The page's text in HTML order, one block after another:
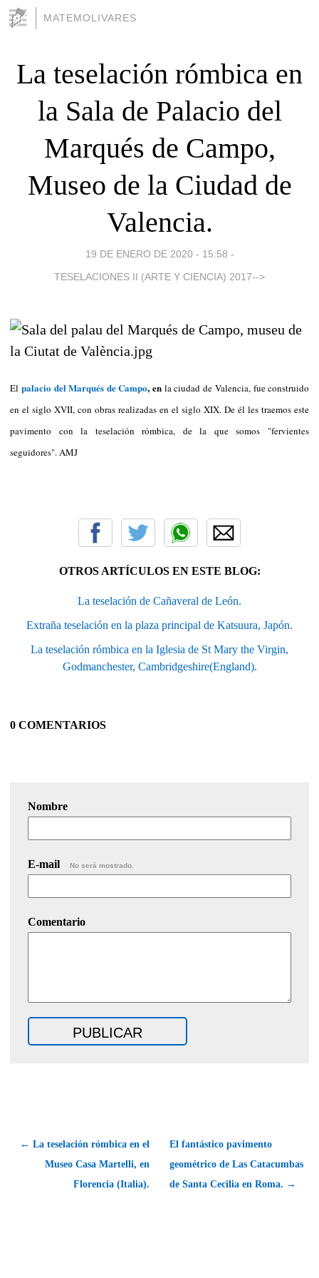
MATEMOLIVARES
La teselación rómbica en
la Sala de Palacio del
Marqués de Campo,
Museo de la Ciudad de
Valencia.
19 DE ENERO DE 2020 - 15:58 -
TESELACIONES II (ARTE Y CIENCIA) 2017-->
El palacio del Marqués de Campo, enla ciudad de Valencia, fue construido
en el siglo XVII, con obras realizadas en el siglo XIX. De él les traemos este
pavimento con la teselación rómbica, de la que somos "fervientes
seguidores". AMJ
OTROS ARTÍCULOS EN ESTE BLOG:
La teselación de Cañaveral de León.
Extraña teselación en la plaza principal de Katsuura, Japón.
La teselación rómbica en la Iglesia de St Mary the Virgin,
Godmanchester, Cambridgeshire(England).
0 COMENTARIOS
Nombre
E-mail No será mostrado.
Comentario
← La teselación rómbica en el
Museo Casa Martelli, en
Florencia (Italia).
El fantástico pavimento
geométrico de Las Catacumbas
de Santa Cecilia en Roma. →